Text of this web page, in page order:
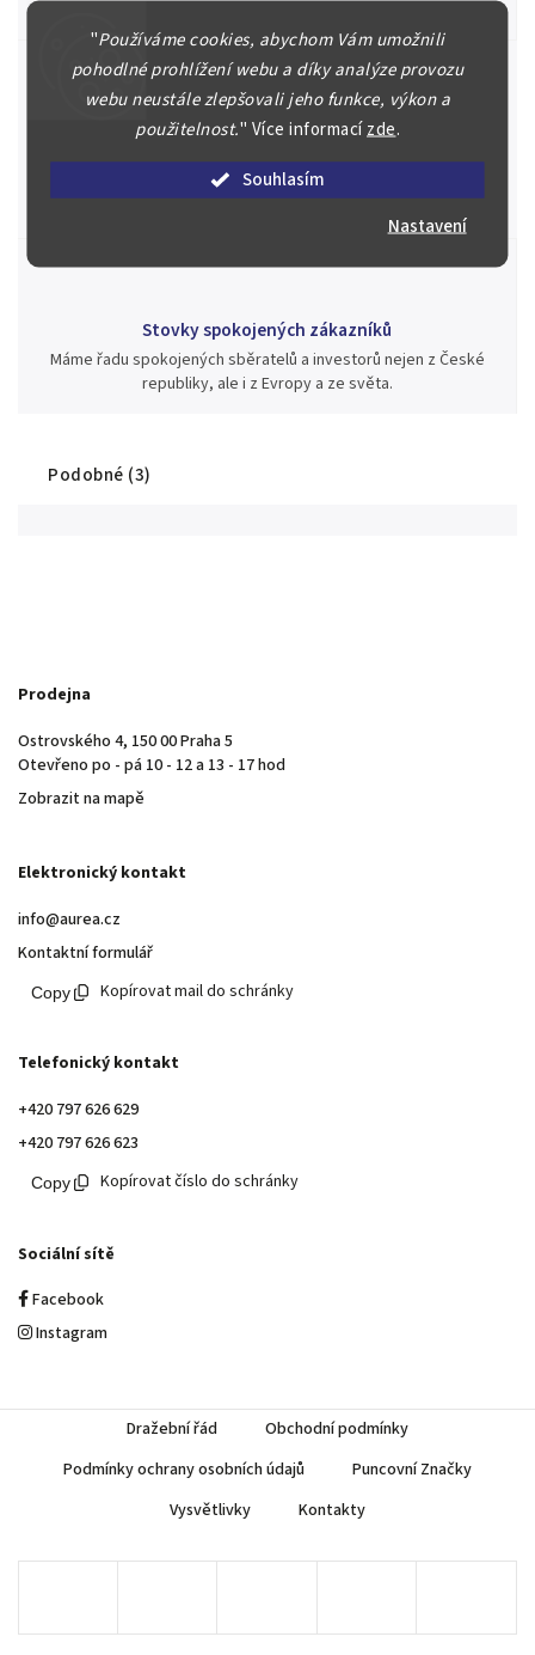
"Používáme cookies, abychom Vám umožnili
pohodlné prohlížení webu a díky analýze provozu
webu neustále zlepšovali jeho funkce, výkon a
použitelnost." Více informacízde.
Souhlasím
Nastavení
Jsme zde pro Vás nepřetržitě již od roku 2000
Během té doby jsme v našich aukcích prodali významné sbírky i
jednotlivé kusy unikátních mincí, bankovek, řádů a vyznamenání
Stovky spokojených zákazníků
Máme řadu spokojených sběratelů a investorů nejen z České
republiky, ale i z Evropy a ze světa.
Podobné (3)
Prodejna
Ostrovského 4, 150 00 Praha 5
Otevřeno po - pá 10 - 12 a 13 - 17 hod
Zobrazit na mapě
Elektronický kontakt
info@aurea.cz
Kontaktní formulář
Kopírovat mail do schránky
Telefonický kontakt
+420 797 626 629
+420 797 626 623
Kopírovat číslo do schránky
Sociální sítě
Facebook
Instagram
Dražební řád
Obchodní podmínky
Podmínky ochrany osobních údajů
Puncovní Značky
Vysvětlivky
Kontakty